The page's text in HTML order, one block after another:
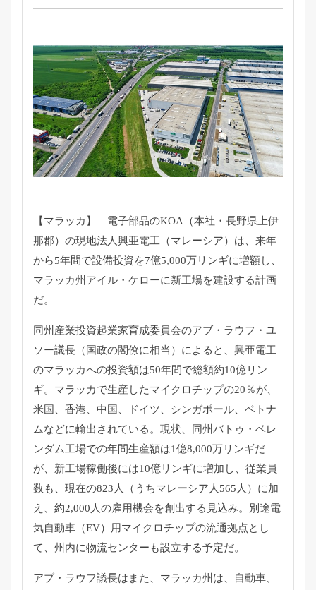
【マラッカ】 電子部品のKOA（本社・長野県上伊
那郡）の現地法人興亜電工（マレーシア）は、来年
から5年間で設備投資を7億5,000万リンギに増額し、
マラッカ州アイル・ ケローに新工場を建設する計画
だ。
同州産業投資起業家育成委員会のアブ・ラウフ・ユ
ソー議長（ 国政の閣僚に相当）によると、 興亜電工
のマラッカへの投資額は50年間で総額約10億リン
ギ。 マラッカで生産したマイクロチップの20％が、
米国、香港、 中国、ドイツ、シンガポール、ベトナ
ムなどに輸出されている。 現状、同州バトゥ・ベレ
ンダム工場での年間生産額は1億8,000万リンギだ
が、新工場稼働後には10億リンギに増加し、 従業員
数も、現在の823人（うちマレーシア人565人） に加
え、約2,000人の雇用機会を創出する見込み。 別途電
気自動車（EV）用マイクロチップの流通拠点とし
て、 州内に物流センターも設立する予定だ。
アブ・ラウフ議長はまた、マラッカ州は、自動車、